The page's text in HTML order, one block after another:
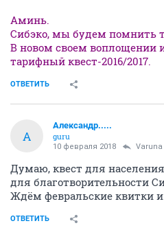
Аминь.
Сибэко, мы будем помнить
В новом своем воплощении
тарифный квест-2016/2017.
ОТВЕТИТЬ
А
Александр.....
guru
10 февраля 2018 Varuna
Думаю, квест для
для благотворительности
Ждём февральские квитки и
ОТВЕТИТЬ